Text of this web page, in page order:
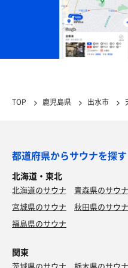
TOP 鹿児島県 出水市
都道府県からサウナを探す
北海道・東北
北海道のサウナ 青森県のサウナ
宮城県のサウナ
秋田県のサウナ
福島県のサウナ
関東